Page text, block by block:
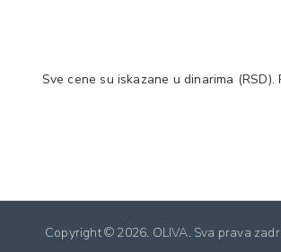
Sve cene su iskazane u dinarima
Copyright © 2026. OLIVA. Sva prava